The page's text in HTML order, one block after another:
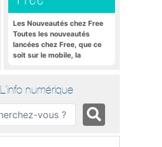
Les Nouveautés chez Free
Toutes les nouveautés
lancées chez Free, que ce
soit sur le mobile, la
L'info numérique